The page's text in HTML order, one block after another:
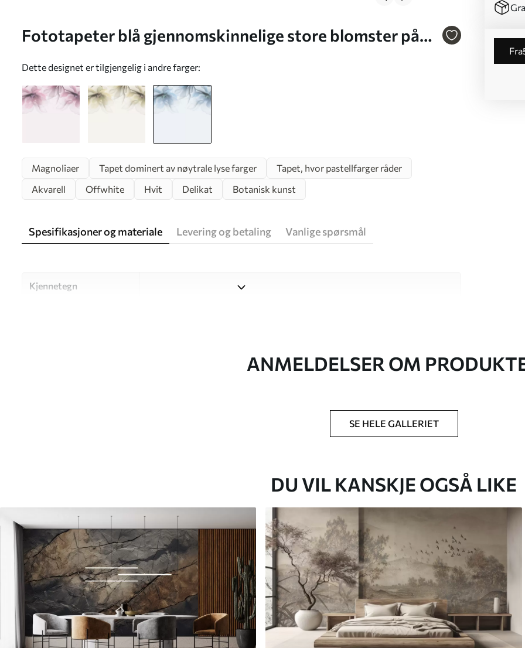
Fototapeter blå gjennomskinnelige store blomster på
Dette designet er tilgjengelig i andre farger:
fra
Magnoliaer Tapet dominert av nøytrale lyse farger
Tapet, hvor pastellfarger råder
Akvarell
Offwhite Hvit Delikat Botanisk kunst
Spesifikasjoner og materiale Levering og betaling Vanlige spørsmål
Kjennetegn
Rengjøring
Tapetet kan rengjøres skånsomt med en myk svamp. Tapeter med
lakkfinish kan rengjøres med vann.
Påføringsmetode Sømløs applikasjon
Tilgjengelige materialer
Standard
ANMELDELSER OM
SE HELE GALLERIET
DU VIL KANSKJE OGSÅ LIKE